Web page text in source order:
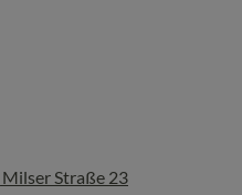
Straße 23